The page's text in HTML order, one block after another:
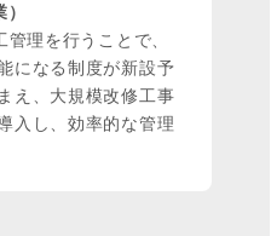
理を行うことで、
になる制度が新設予
え、大規模改修工事
入し、効率的な管理